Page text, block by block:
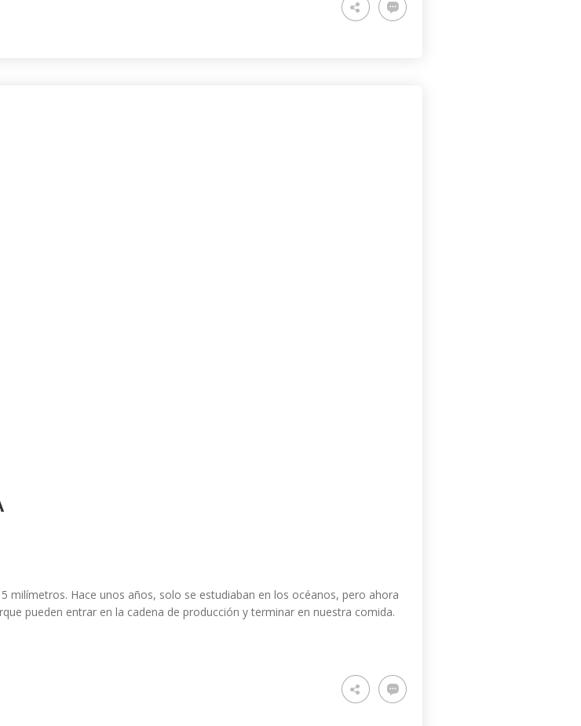
Hace unos años, solo se estudiaban en los océanos, pero ahora
pueden entrar en la cadena de producción y terminar en nuestra comida.